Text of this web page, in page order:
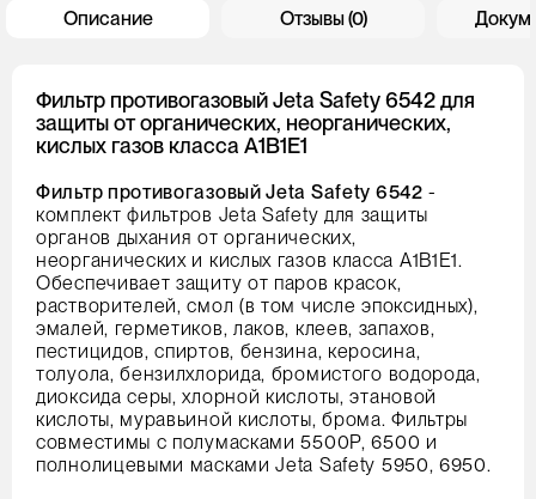
Описание Отзывы (0)
Фильтр противогазовый Jeta Safety 6542 для
защиты от органических, неорганических,
кислых газов класса А1В1Е1
Фильтр противогазовый Jeta Safety 6542 -
комплект фильтров Jeta Safety для защиты
органов дыхания от органических,
неорганических и кислых газов класса А1В1Е1.
Обеспечивает защиту от паров красок,
растворителей, смол (в том числе эпоксидных),
эмалей, герметиков, лаков, клеев, запахов,
пестицидов, спиртов, бензина, керосина,
толуола, бензилхлорида, бромистого водорода,
диоксида серы, хлорной кислоты, этановой
кислоты, муравьиной кислоты, брома. Фильтры
совместимы с полумасками 5500Р, 6500 и
полнолицевыми масками Jeta Safety 5950, 6950.